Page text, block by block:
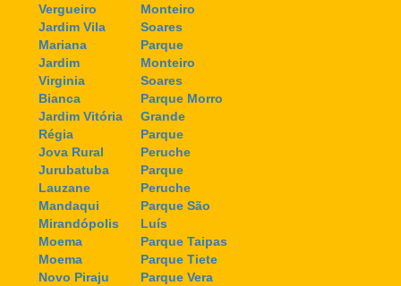
Vergueiro
Jardim Vila
Mariana
Jardim
Virginia
Bianca
Jardim Vitória
Régia
Jova Rural
Jurubatuba
Lauzane
Mandaqui
Mirandópolis
Moema
Moema
Novo Piraju
Monteiro
Soares
Parque
Monteiro
Soares
Parque Morro
Grande
Parque
Peruche
Parque
Peruche
Parque São
Luís
Parque Taipas
Parque Tiete
Parque Vera